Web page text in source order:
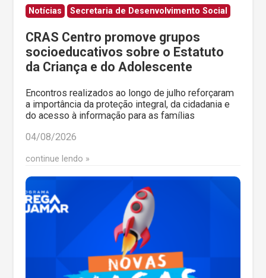
Notícias Secretaria de Desenvolvimento Social
CRAS Centro promove grupos
socioeducativos sobre o Estatuto
da Criança e do Adolescente
Encontros realizados ao longo de julho reforçaram
a importância da proteção integral, da cidadania e
do acesso à informação para as famílias
04/08/2026
continue lendo